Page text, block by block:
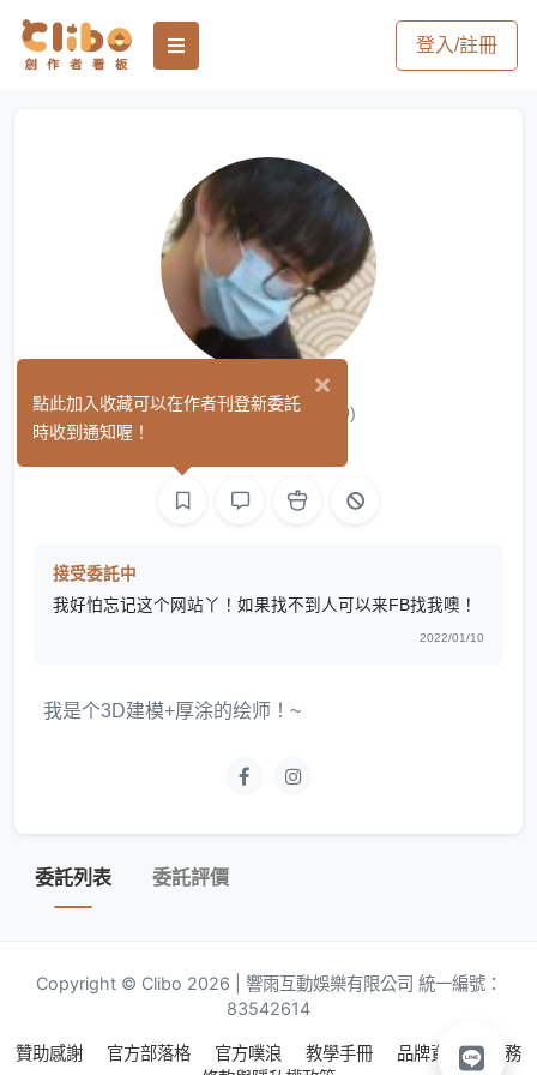
登入/註冊
Kyle Yeap (0)
接受委託中
我好怕忘记这个网站丫！如果找不到人可以来FB找我噢！
2022/01/10
我是个3D建模+厚涂的绘师！~
委託列表 委託評價
Copyright © Clibo 2026 | 響雨互動娛樂有限公司 統一編號：
83542614
贊助感謝 官方部落格 官方噗浪 教學手冊 品牌資源
服務
×
點此加入收藏可以在作者刊登新委託
時收到通知喔！